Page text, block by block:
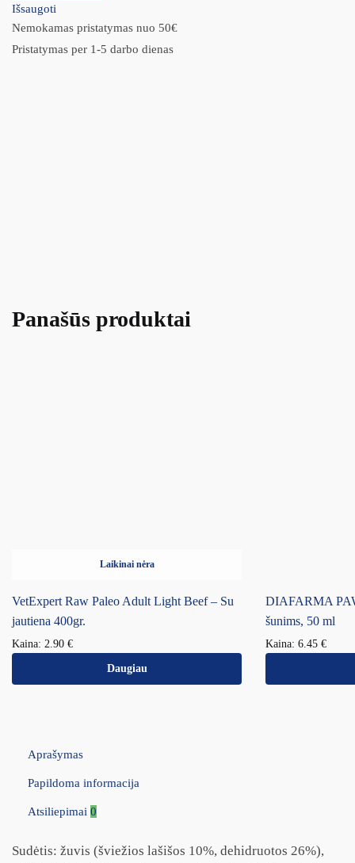
Išsaugoti
Nemokamas pristatymas nuo 50€
Pristatymas per 1-5 darbo dienas
Panašūs produktai
Laikinai nėra
VetExpert Raw Paleo Adult Light Beef – Su
jautiena 400gr.
Kaina: 2.90 €
Daugiau
DIAFARMA
šunims, 50 ml
Kaina: 6.45 €
Aprašymas
Papildoma informacija
Atsiliepimai 0
Sudėtis: žuvis (šviežios lašišos 10%, dehidruotos 26%),